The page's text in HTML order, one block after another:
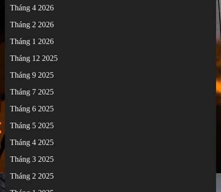
Tháng 4 2026
Tháng 2 2026
Tháng 1 2026
Tháng 12 2025
Tháng 9 2025
Tháng 7 2025
Tháng 6 2025
Tháng 5 2025
Tháng 4 2025
Tháng 3 2025
Tháng 2 2025